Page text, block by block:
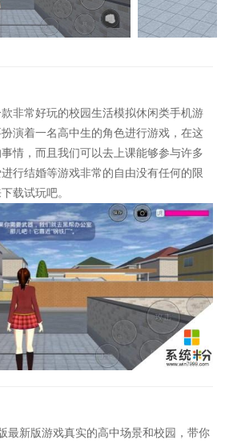
非常好玩的校园生活模拟休闲类手机游
演着一名高中生的角色进行游戏，在这
情，而且我们可以去上课能够参与许多
行结婚等游戏非常的自由没有任何的限
载试玩吧。
最新版游戏真实的高中场景和校园，带你